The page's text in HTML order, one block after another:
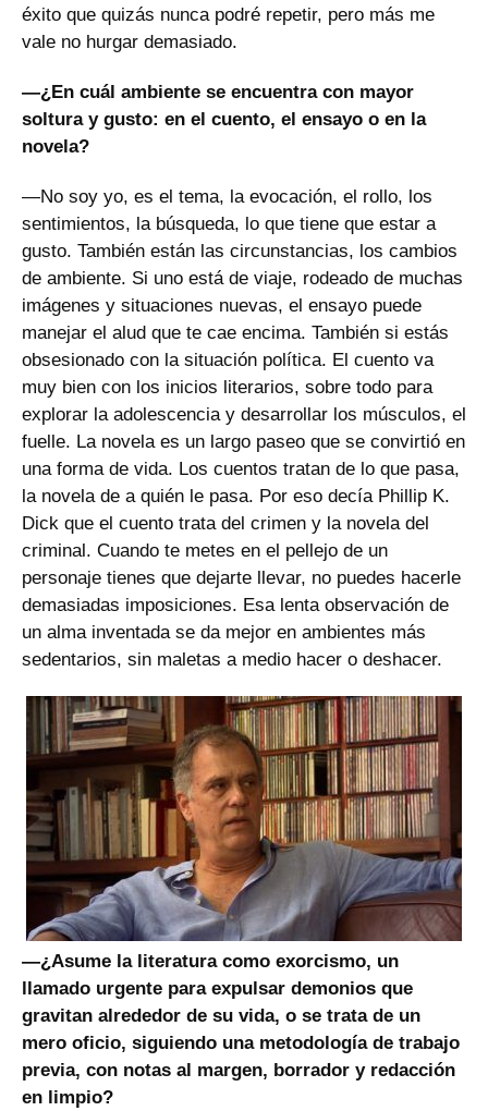
éxito que quizás nunca podré repetir, pero más me
vale no hurgar demasiado.
—¿En cuál ambiente se encuentra con mayor
soltura y gusto: en el cuento, el ensayo o en la
novela?
—No soy yo, es el tema, la evocación, el rollo, los
sentimientos, la búsqueda, lo que tiene que estar a
gusto. También están las circunstancias, los cambios
de ambiente. Si uno está de viaje, rodeado de muchas
imágenes y situaciones nuevas, el ensayo puede
manejar el alud que te cae encima. También si estás
obsesionado con la situación política. El cuento va
muy bien con los inicios literarios, sobre todo para
explorar la adolescencia y desarrollar los músculos, el
fuelle. La novela es un largo paseo que se convirtió en
una forma de vida. Los cuentos tratan de lo que pasa,
la novela de a quién le pasa. Por eso decía Phillip K.
Dick que el cuento trata del crimen y la novela del
criminal. Cuando te metes en el pellejo de un
personaje tienes que dejarte llevar, no puedes hacerle
demasiadas imposiciones. Esa lenta observación de
un alma inventada se da mejor en ambientes más
sedentarios, sin maletas a medio hacer o deshacer.
—¿Asume la literatura como exorcismo, un
llamado urgente para expulsar demonios que
gravitan alrededor de su vida, o se trata de un
mero oficio, siguiendo una metodología de trabajo
previa, con notas al margen, borrador y redacción
en limpio?